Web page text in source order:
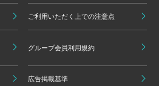
ご利用いただく上での注意点
グループ会員利用規約
広告掲載基準